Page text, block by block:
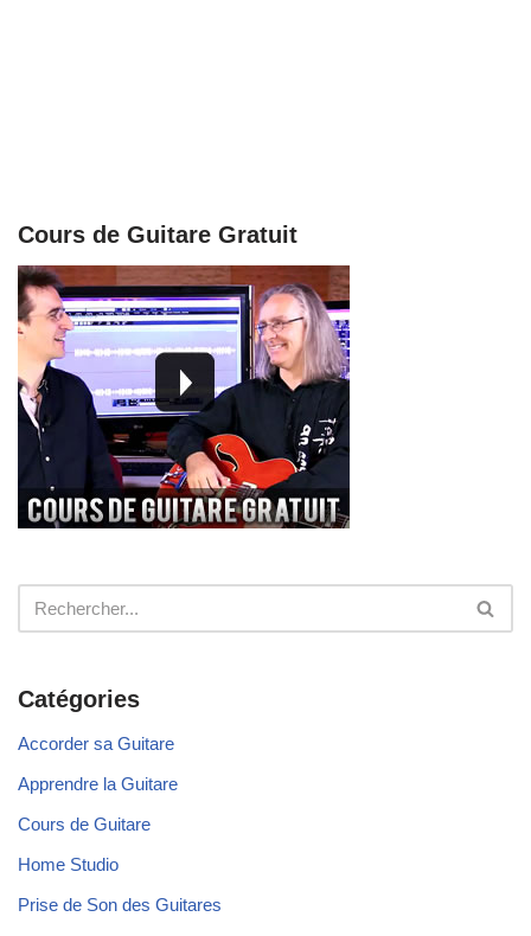
Cours de Guitare Gratuit
Catégories
Accorder sa Guitare
Apprendre la Guitare
Cours de Guitare
Home Studio
Prise de Son des Guitares